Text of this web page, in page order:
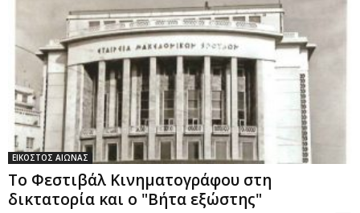
ΕΙΚΟΣΤΟΣ ΑΙΩΝΑΣ
Το Φεστιβάλ Κινηματογράφου στη
δικτατορία και ο "Βήτα εξώστης"